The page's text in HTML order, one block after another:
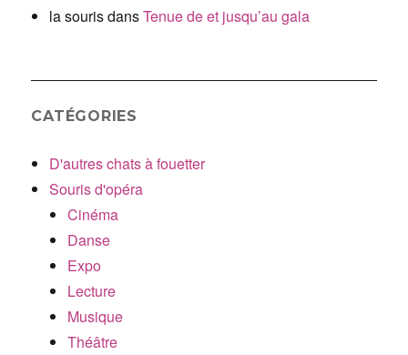
la sourisdansTenue de et jusqu’au gala
CATÉGORIES
D'autres chats à fouetter
Souris d'opéra
Cinéma
Danse
Expo
Lecture
Musique
Théâtre